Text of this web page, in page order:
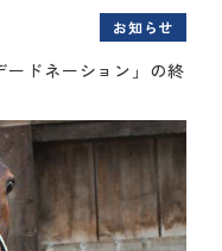
お知らせ
ードネーション」の終